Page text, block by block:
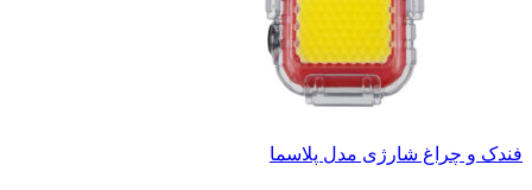
فندک و چراغ شارژی مدل پلاسما